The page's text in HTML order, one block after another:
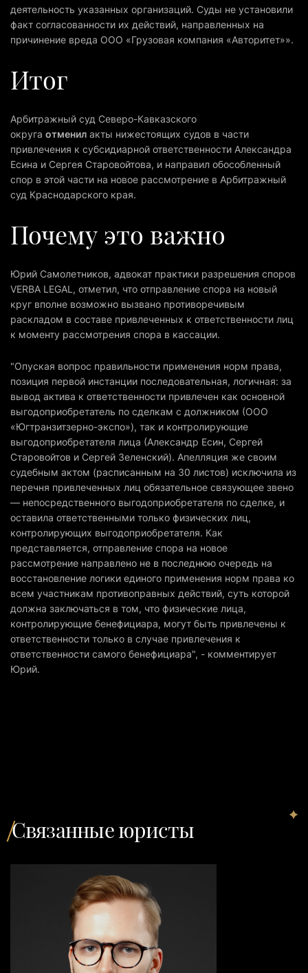
деятельность указанных организаций. Суды не установили
факт согласованности их действий, направленных на
причинение вреда ООО «Грузовая компания «Авторитет»».
Итог
Арбитражный суд Северо-Кавказского
округа отменил акты нижестоящих судов в части
привлечения к субсидиарной ответственности Александра
Есина и Сергея Старовойтова, и направил обособленный
спор в этой части на новое рассмотрение в Арбитражный
суд Краснодарского края.
Почему это важно
Юрий Самолетников, адвокат практики разрешения споров
VERBA LEGAL, отметил, что отправление спора на новый
круг вполне возможно вызвано противоречивым
раскладом в составе привлеченных к ответственности лиц
к моменту рассмотрения спора в кассации.
"Опуская вопрос правильности применения норм права,
позиция первой инстанции последовательная, логичная: за
вывод актива к ответственности привлечен как основной
выгодоприобретатель по сделкам с должником (ООО
«Югтранзитзерно-экспо»), так и контролирующие
выгодоприобретателя лица (Александр Есин, Сергей
Старовойтов и Сергей Зеленский). Апелляция же своим
судебным актом (расписанным на 30 листов) исключила из
перечня привлеченных лиц обязательное связующее звено
— непосредственного выгодоприобретателя по сделке, и
оставила ответственными только физических лиц,
контролирующих выгодоприобретателя. Как
представляется, отправление спора на новое
рассмотрение направлено не в последнюю очередь на
восстановление логики единого применения норм права ко
всем участникам противоправных действий, суть которой
должна заключаться в том, что физические лица,
контролирующие бенефициара, могут быть привлечены к
ответственности только в случае привлечения к
ответственности самого бенефициара", - комментирует
Юрий.
Связанные юристы